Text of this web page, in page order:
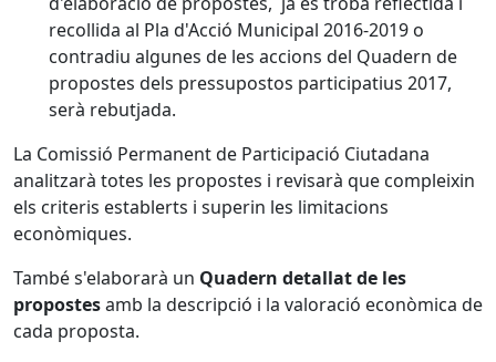
recollida al Pla d'Acció Municipal 2016-2019 o
contradiu algunes de les accions del Quadern de
propostes dels pressupostos participatius 2017,
serà rebutjada.
La Comissió Permanent de Participació Ciutadana
analitzarà totes les propostes i revisarà que compleixin
els criteris establerts i superin les limitacions
econòmiques.
També s'elaborarà un Quadern detallat de les
propostesamb la descripció i la valoració econòmica de
cada proposta.